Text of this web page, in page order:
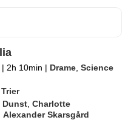
| 2h 10min | Drame ,Science
Dunst ,Charlotte
,Alexander Skarsgård